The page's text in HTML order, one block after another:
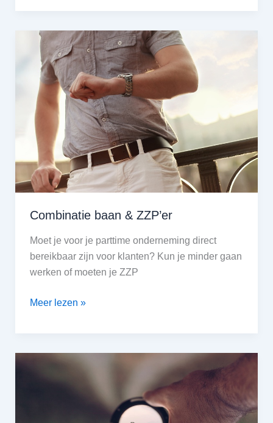
bijhorende
risico’s
Combinatie baan & ZZP’er
Moet je voor je parttime onderneming direct
bereikbaar zijn voor klanten? Kun je minder gaan
werken of moeten je ZZP
Combinatie
Meer lezen »